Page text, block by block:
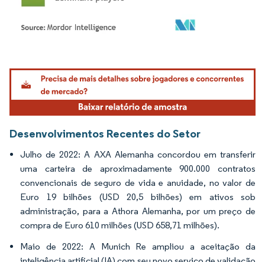
Imagem © Mordor Intelligence. O reuso requer atribuição conforme CC BY 4.0.
Desenvolvimentos Recentes do Setor
Julho de 2022: A AXA Alemanha concordou em transferir
uma carteira de aproximadamente 900.000 contratos
convencionais de seguro de vida e anuidade, no valor de
Euro 19 bilhões (USD 20,5 bilhões) em ativos sob
administração, para a Athora Alemanha, por um preço de
compra de Euro 610 milhões (USD 658,71 milhões).
Maio de 2022: A Munich Re ampliou a aceitação da